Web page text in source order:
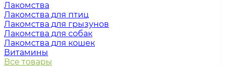
Лакомства
Лакомства для птиц
Лакомства для грызунов
Лакомства для собак
Лакомства для кошек
Витамины
Все товары